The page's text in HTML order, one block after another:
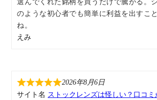
選んでくれた銘柄を買うだけで騰がる。
のような初心者でも簡単に利益を出すこ
ね。
えみ
2026年8月6日
サイト名 ストックレンズは怪しい？口コ